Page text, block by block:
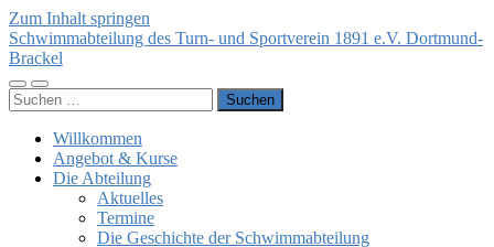
Zum Inhalt springen
Schwimmabteilung des Turn- und Sportverein 1891 e.V. Dortmund-
Brackel
Mobile-
Menü
Suchfeld
ein-/ausblenden
Suchen
nach:
Willkommen
Angebot & Kurse
Die Abteilung
Aktuelles
Termine
Die Geschichte der Schwimmabteilung